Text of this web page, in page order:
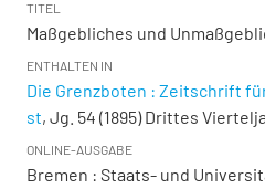
TITEL
Maßgebliches und
ENTHALTEN IN
Die Grenzboten : Zeitschrift
st, Jg. 54 (1895) Drittes
ONLINE-AUSGABE
Bremen : Staats- und